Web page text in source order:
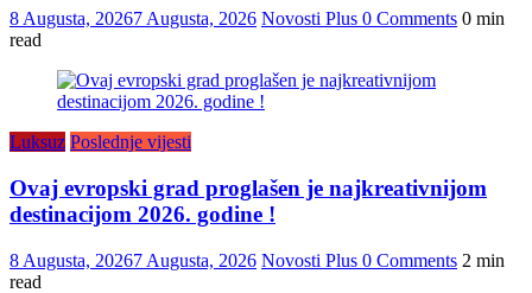
8 Augusta, 20267 Augusta, 2026 Novosti Plus 0 Comments 0 min
read
Luksuz Poslednje vijesti
Ovaj evropski grad proglašen je najkreativnijom
destinacijom 2026. godine !
8 Augusta, 20267 Augusta, 2026 Novosti Plus 0 Comments 2 min
read